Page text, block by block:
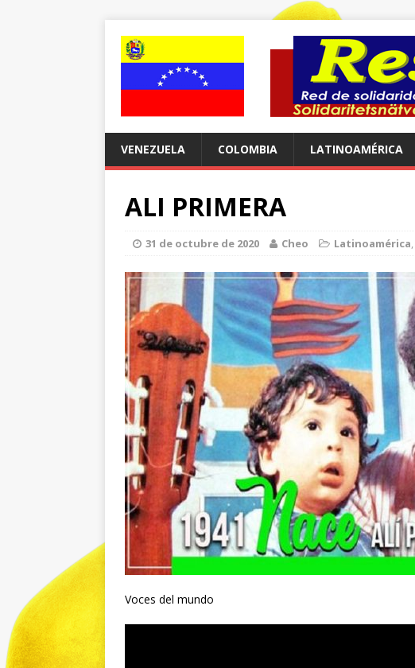
VENEZUELA COLOMBIA LATINOAMÉRICA
ALI PRIMERA
31 de octubre de 2020 Cheo Latinoamérica,
Voces del mundo